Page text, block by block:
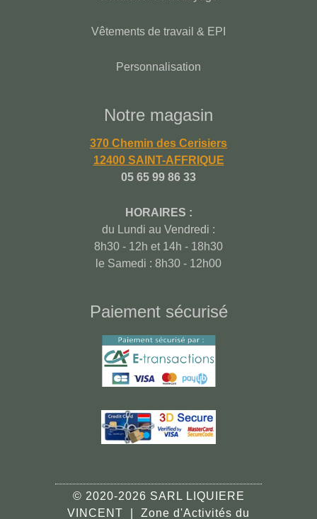
Vêtements de travail & EPI
Personnalisation
Notre magasin
370 Chemin des Cerisiers
12400 SAINT-AFFRIQUE
05 65 99 86 33
HORAIRES :
du Lundi au Vendredi :
8h30 - 12h et 14h - 18h30
le Samedi : 8h30 - 12h00
Paiement sécurisé
© 2020-2026 SARL LIQUIERE
VINCENT | Zone d'Activités du